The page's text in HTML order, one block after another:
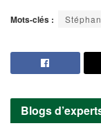
Mots-clés :
Blogs